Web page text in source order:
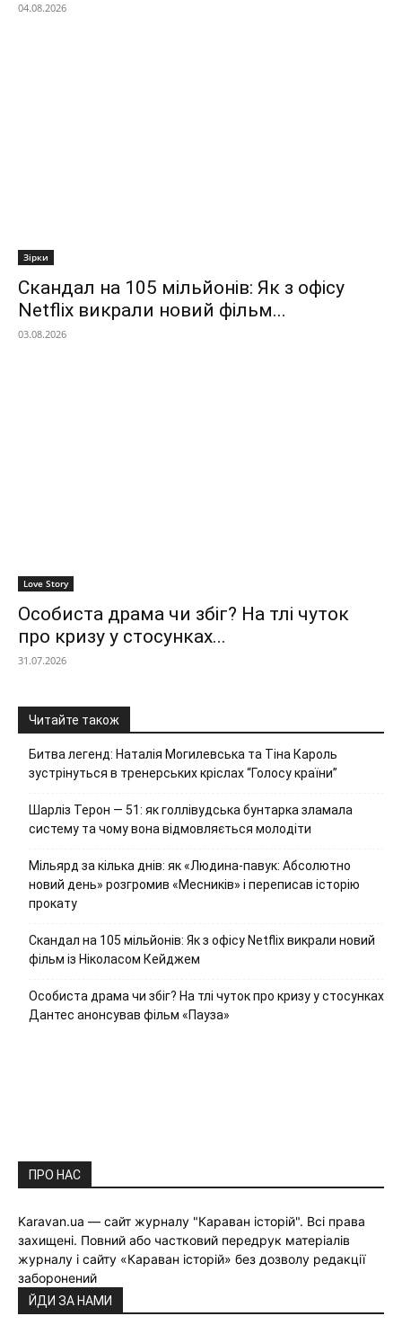
04.08.2026
Зірки
Скандал на 105 мільйонів: Як з офісу
Netflix викрали новий фільм...
03.08.2026
Love Story
Особиста драма чи збіг? На тлі чуток
про кризу у стосунках...
31.07.2026
Читайте також
Битва легенд: Наталія Могилевська та Тіна Кароль
зустрінуться в тренерських кріслах “Голосу країни”
Шарліз Терон — 51: як голлівудська бунтарка зламала
систему та чому вона відмовляється молодіти
Мільярд за кілька днів: як «Людина-павук: Абсолютно
новий день» розгромив «Месників» і переписав історію
прокату
Скандал на 105 мільйонів: Як з офісу Netflix викрали новий
фільм із Ніколасом Кейджем
Особиста драма чи збіг? На тлі чуток про кризу у стосунках
Дантес анонсував фільм «Пауза»
ПРО НАС
Karavan.ua — сайт журналу "Караван історій". Всі права
захищені. Повний або частковий передрук матеріалів
журналу і сайту «Караван історій» без дозволу редакції
заборонений
ЙДИ ЗА НАМИ